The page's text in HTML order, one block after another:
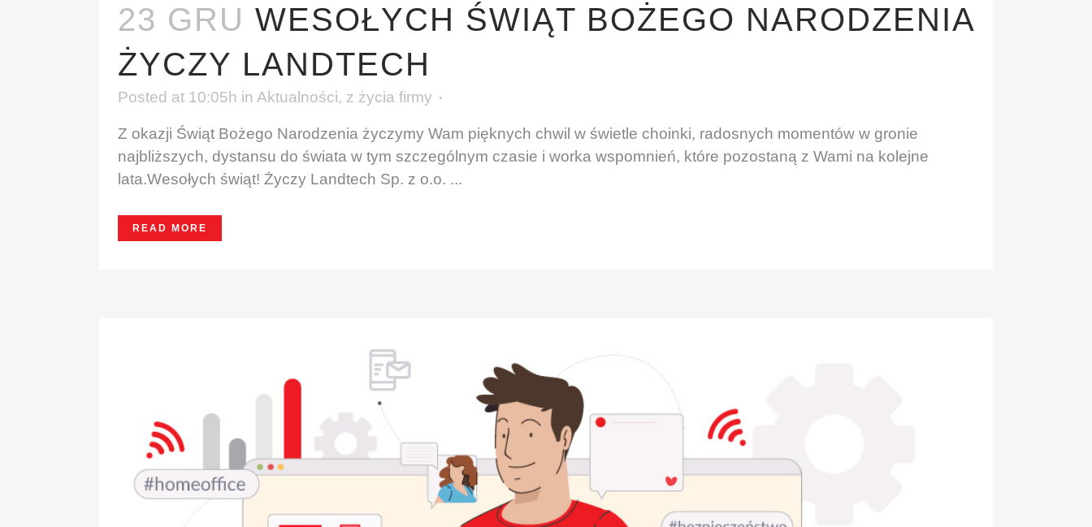
23 GRU WESOŁYCH ŚWIĄT BOŻEGO NARODZENIA
ŻYCZY LANDTECH
Posted at 10:05h in Aktualności, z życia firmy
Z okazji Świąt Bożego Narodzenia życzymy Wam pięknych chwil w świetle choinki, radosnych momentów w gronie
najbliższych, dystansu do świata w tym szczególnym czasie i worka wspomnień, które pozostaną z Wami na kolejne
lata.Wesołych świąt! Życzy Landtech Sp. z o.o. ...
READ MORE